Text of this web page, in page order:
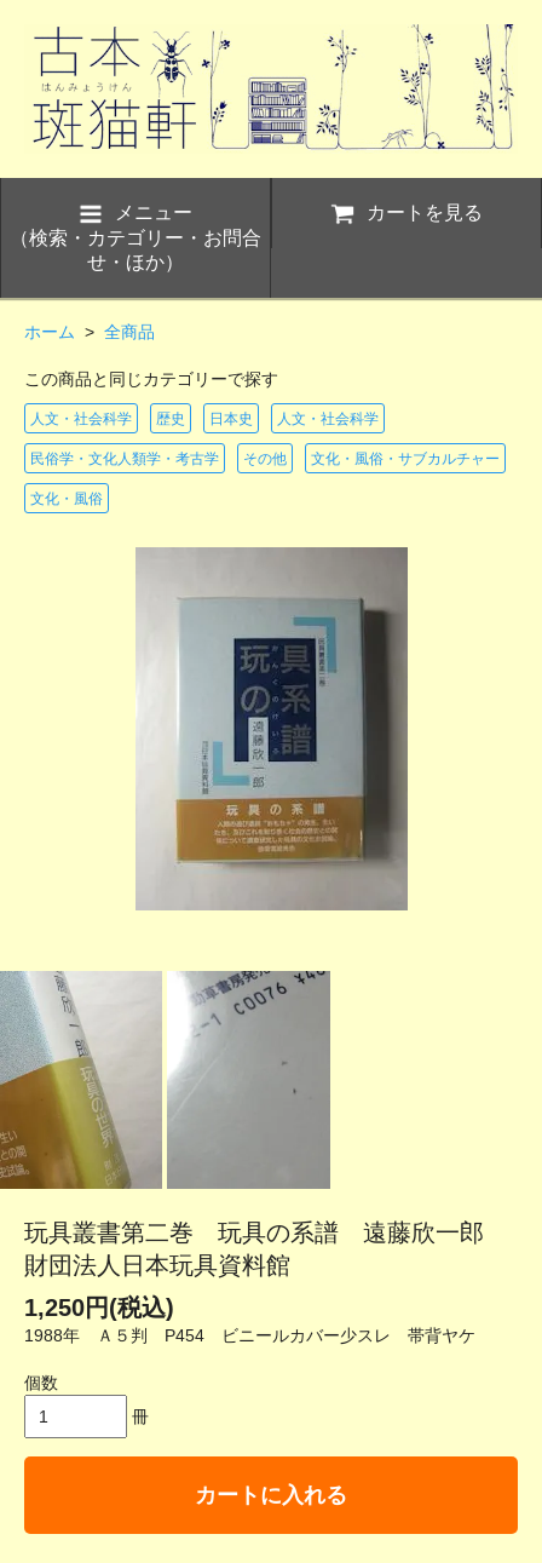
メニュー
（検索・カテゴリー・お問合
せ・ほか）
カートを見る
ホーム > 全商品
この商品と同じカテゴリーで探す
人文・社会科学 歴史 日本史 人文・社会科学
民俗学・文化人類学・考古学 その他 文化・風俗・サブカルチャー
文化・風俗
玩具叢書第二巻 玩具の系譜 遠藤欣一郎
財団法人日本玩具資料館
1,250円(税込)
1988年 Ａ５判 P454 ビニールカバー少スレ 帯背ヤケ
個数
冊
カートに入れる